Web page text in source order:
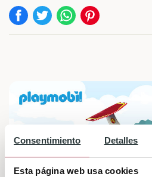
Consentimiento Detalles
Esta página web usa cookies